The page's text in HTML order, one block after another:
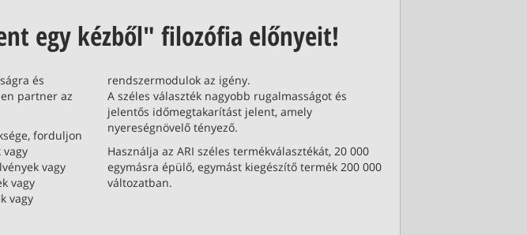
meg
Tudjon meg
többet
Tudjon meg
többet
Tudjon meg
többet
a
Minden hajótípushoz
Elismert és bizonyított a
Tudjon meg többet
Igény szerinti szellőzés-
fűtés-klimatechnikai
rendszer 60 éve az
Tudjon meg többet
Információk és adatok
Tudjon meg többet
egy kézből" filozófia előnyeit!
és
partner az
forduljon
vagy
vagy
vagy
vagy
rendszermodulok az igény.
A széles választék nagyobb rugalmasságot és
jelentős időmegtakarítást jelent, amely
nyereségnövelő tényező.
Használja az ARI széles termékválasztékát, 20 000
egymásra épülő, egymást kiegészítő termék 200 000
változatban.